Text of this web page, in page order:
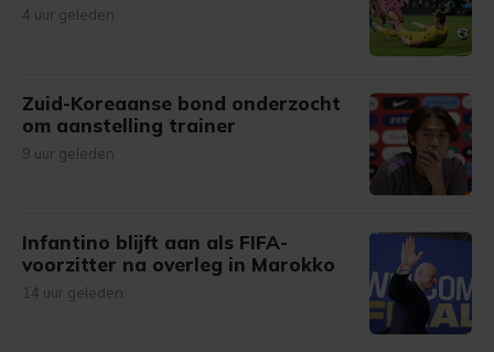
4 uur geleden
Zuid-Koreaanse bond onderzocht
om aanstelling trainer
9 uur geleden
Infantino blijft aan als FIFA-
voorzitter na overleg in Marokko
14 uur geleden